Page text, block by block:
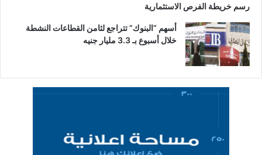
رسم خريطة الفرص الاستثمارية
أسهم “البنوك” تتراجع لثامن القطاعات النشطة
خلال أسبوع بـ 3.3 مليار جنيه